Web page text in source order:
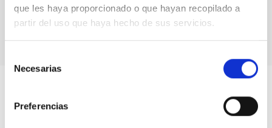
que les haya proporcionado o que hayan recopilado a
partir del uso que haya hecho de sus servicios.
Necesarias
Preferencias
habitantes
de Garafía